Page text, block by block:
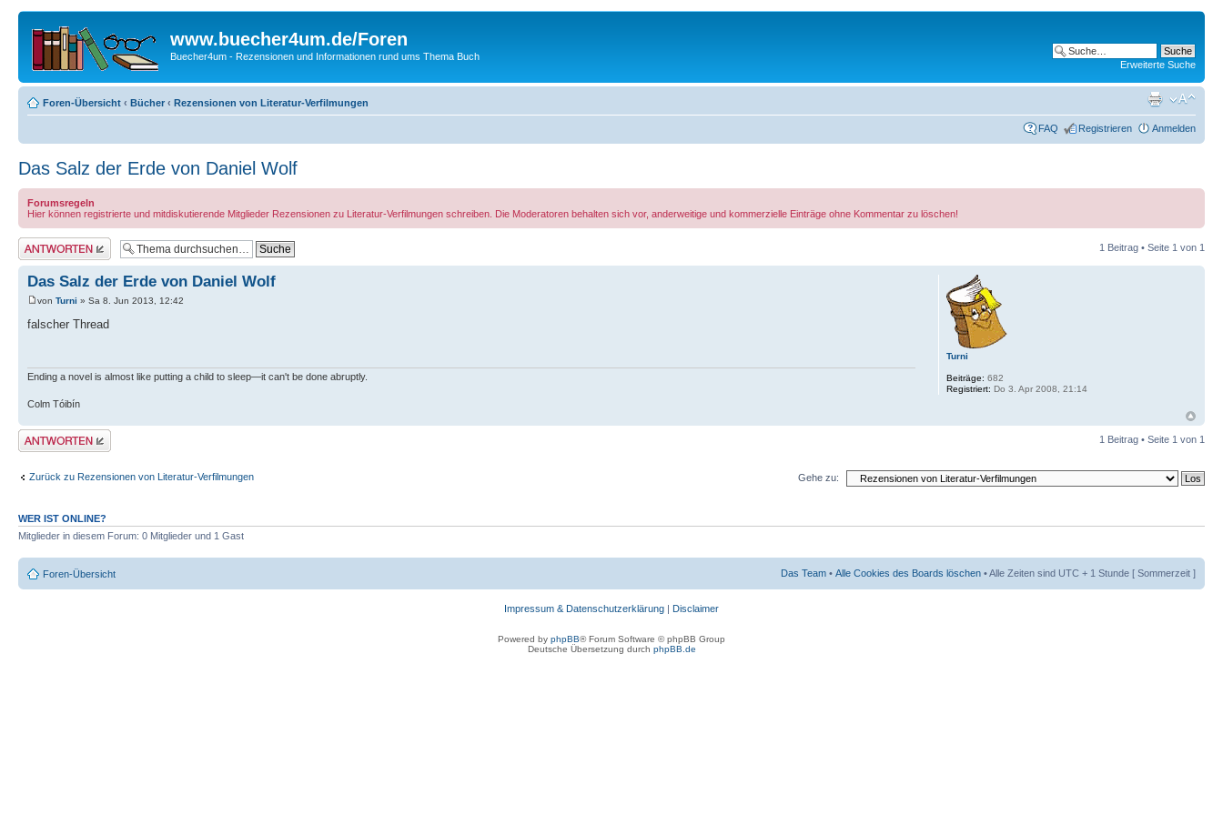
www.buecher4um.de/Foren
Buecher4um - Rezensionen und Informationen rund ums Thema Buch
Erweiterte Suche
Foren-Übersicht ‹ Bücher ‹ Rezensionen von Literatur-Verfilmungen
FAQ Registrieren Anmelden
Das Salz der Erde von Daniel Wolf
Forumsregeln
Hier können registrierte und mitdiskutierende Mitglieder Rezensionen zu Literatur-Verfilmungen schreiben. Die Moderatoren behalten sich vor, anderweitige und kommerzielle Einträge ohne Kommentar zu löschen!
Antwort erstellen 1 Beitrag • Seite 1 von 1
Das Salz der Erde von Daniel Wolf
von Turni » Sa 8. Jun 2013, 12:42
falscher Thread
Ending a novel is almost like putting a child to sleep—it can't be done abruptly.
Colm Tóibín
Turni
Beiträge: 682
Registriert: Do 3. Apr 2008, 21:14
Antwort erstellen 1 Beitrag • Seite 1 von 1
Zurück zu Rezensionen von Literatur-Verfilmungen Gehe zu:
WER IST ONLINE?
Mitglieder in diesem Forum: 0 Mitglieder und 1 Gast
Foren-Übersicht Das Team • Alle Cookies des Boards löschen • Alle Zeiten sind UTC + 1 Stunde [ Sommerzeit ]
Impressum & Datenschutzerklärung | Disclaimer
Powered by phpBB® Forum Software © phpBB Group
Deutsche Übersetzung durch phpBB.de